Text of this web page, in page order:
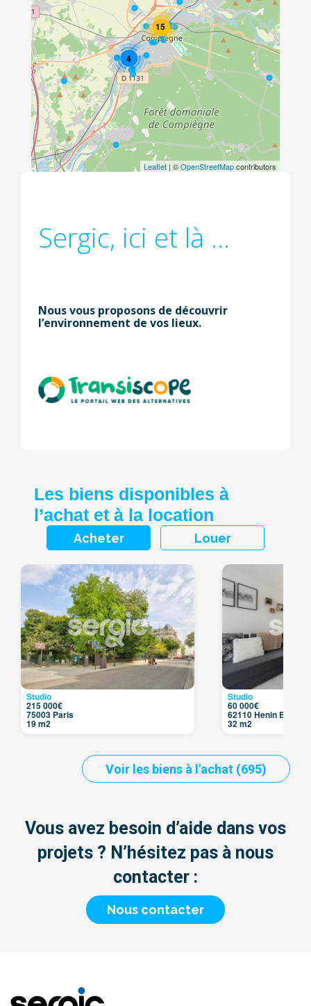
4
15
Leaflet | ©OpenStreetMapcontributors
Sergic, ici et là ...
Nous vous proposons de découvrir
l’environnement de vos lieux.
Les biens disponibles à
l’achat et à la location
Acheter Louer
Studio
215 000€
75003 Paris
19 m2
Studio
60 000€
62110 Henin
32 m2
Voir les biens à l'achat (695)
Vous avez besoin d’aide dans vos
projets ? N’hésitez pas à nous
contacter :
Nous contacter